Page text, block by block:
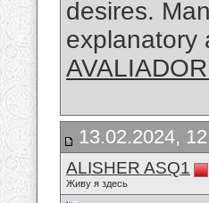
desires.
explanatory
13.02.2024,
ALISHER ASQ1
Живу я здесь